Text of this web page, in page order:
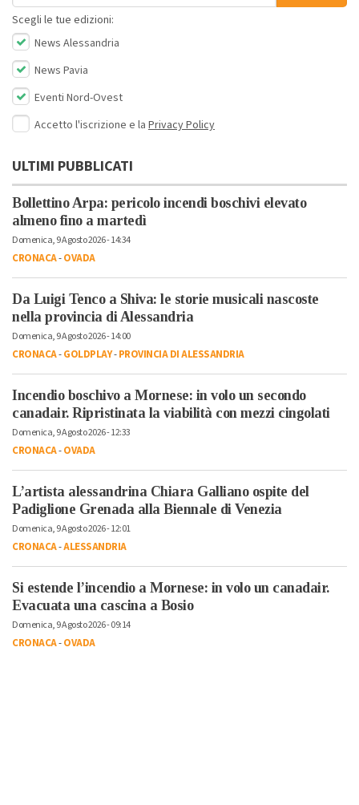
Scegli le tue edizioni:
News Alessandria
News Pavia
Eventi Nord-Ovest
Accetto l'iscrizione e la Privacy Policy
ULTIMI PUBBLICATI
Bollettino Arpa: pericolo incendi boschivi elevato
almeno fino a martedì
Domenica, 9 Agosto 2026 - 14:34
CRONACA-OVADA
Da Luigi Tenco a Shiva: le storie musicali nascoste
nella provincia di Alessandria
Domenica, 9 Agosto 2026 - 14:00
CRONACA-GOLDPLAY-PROVINCIA DI ALESSANDRIA
Incendio boschivo a Mornese: in volo un secondo
canadair. Ripristinata la viabilità con mezzi cingolati
Domenica, 9 Agosto 2026 - 12:33
CRONACA-OVADA
L’artista alessandrina Chiara Galliano ospite del
Padiglione Grenada alla Biennale di Venezia
Domenica, 9 Agosto 2026 - 12:01
CRONACA-ALESSANDRIA
Si estende l’incendio a Mornese: in volo un canadair.
Evacuata una cascina a Bosio
Domenica, 9 Agosto 2026 - 09:14
CRONACA-OVADA